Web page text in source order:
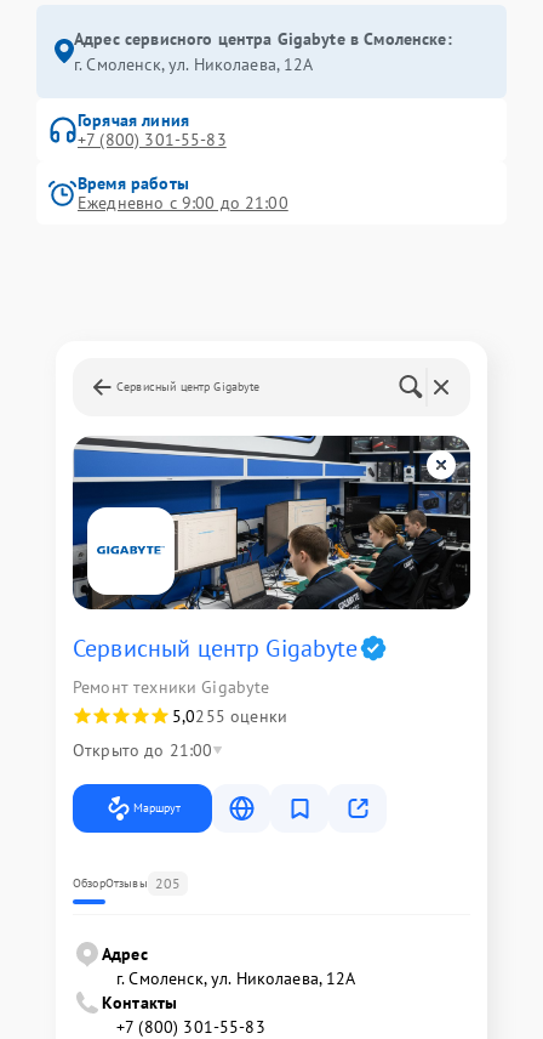
Адрес сервисного центра Gigabyte в Смоленске:
г. Смоленск, ул. Николаева, 12А
Горячая линия
+7 (800) 301-55-83
Время работы
Ежедневно с 9:00 до 21:00
Сервисный центр Gigabyte
Сервисный центр Gigabyte
Ремонт техники Gigabyte
5,0255 оценки
Открыто до 21:00
Маршрут
ОбзорОтзывы 205
Адрес
г. Смоленск, ул. Николаева, 12А
Контакты
+7 (800) 301-55-83